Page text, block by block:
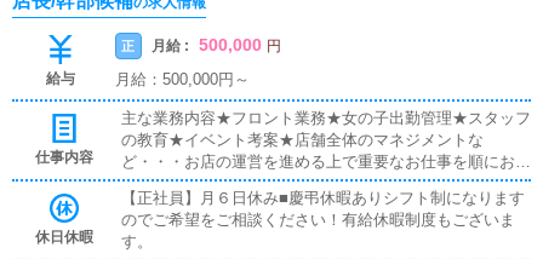
給与
正 月給 : 500,000 円
月給：500,000円～
仕事内容
主な業務内容★フロント業務★女の子出勤管理★スタッフ
の教育★イベント考案★店舗全体のマネジメントな
ど・・・お店の運営を進める上で重要なお仕事を順にお任
せしていく形となります。未経験の方の場合はお客様の案
内や受付など基本的な業務から徐々に慣れていってくださ
い。★在籍女の子の把握★店舗にご来店くださるお客様の
ご対応★電話対応★店内の清掃（主に契約専門の清掃スタ
休日休暇
【正社員】月６日休み■慶弔休暇ありシフト制になります
のでご希望をご相談ください！有給休暇制度もございま
す。